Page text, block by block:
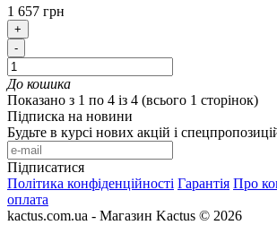
1 657 грн
+
-
До кошика
Показано з 1 по 4 із 4 (всього 1 сторінок)
Підписка на новини
Будьте в курсі нових акцій і
Підписатися
Політика конфіденційності Гарантія Про
оплата
kactus.com.ua - Магазин Kactus © 2026